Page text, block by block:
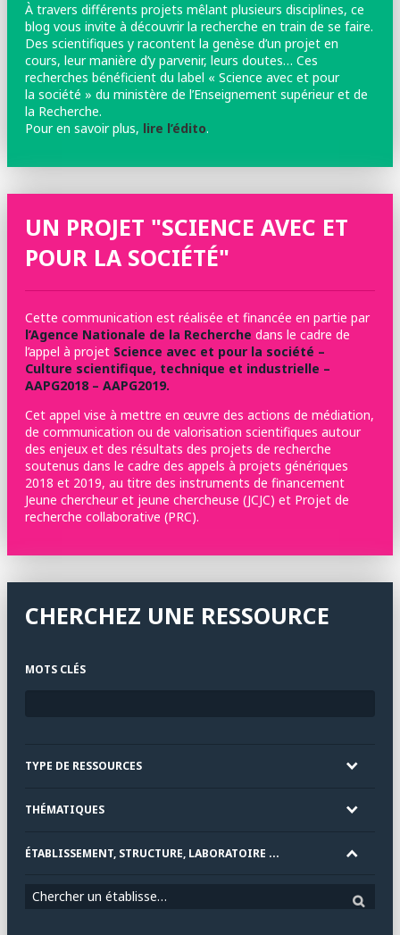
À travers différents projets mêlant plusieurs disciplines, ce
blog vous invite à découvrir la recherche en train de se faire.
Des scientifiques y racontent la genèse d’un projet en
cours, leur manière d’y parvenir, leurs doutes… Ces
recherches bénéficient du label « Science avec et pour
la société » du ministère de l’Enseignement supérieur et de
la Recherche.
Pour en savoir plus, lire l’édito.
UN PROJET "SCIENCE AVEC ET
POUR LA SOCIÉTÉ"
Cette communication est réalisée et financée en partie par
l’Agence Nationale de la Recherche dans le cadre de
l’appel à projet Science avec et pour la société –
Culture scientifique, technique et industrielle –
AAPG2018 – AAPG2019.
Cet appel vise à mettre en œuvre des actions de médiation,
de communication ou de valorisation scientifiques autour
des enjeux et des résultats des projets de recherche
soutenus dans le cadre des appels à projets génériques
2018 et 2019, au titre des instruments de financement
Jeune chercheur et jeune chercheuse (JCJC) et Projet de
recherche collaborative (PRC).
CHERCHEZ UNE RESSOURCE
MOTS CLÉS
TYPE DE RESSOURCES
THÉMATIQUES
ÉTABLISSEMENT, STRUCTURE, LABORATOIRE ...
Chercher un établissement